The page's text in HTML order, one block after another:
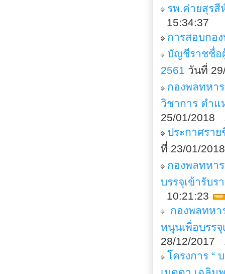
รพ.ค่ายสุรสี
15:34:37
การสอบกอ
บัญชีราชชื่อ
2561 วันที่
กองพลทหา
วิชาการ ตำแ
25/01/2018
ประกาศรา
ที่ 23/01/
กองพลทหา
บรรจุเข้ารับร
10:21:23
กองพลทหา
หนุนเพื่อบรร
28/12/2017
โครงการ “